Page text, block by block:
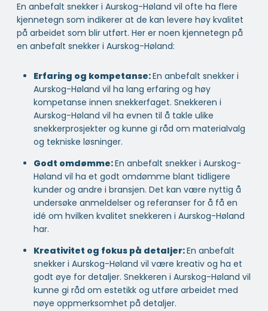
En anbefalt snekker i Aurskog-Høland vil ofte ha flere
kjennetegn som indikerer at de kan levere høy kvalitet
på arbeidet som blir utført. Her er noen kjennetegn på
en anbefalt snekker i Aurskog-Høland:
Erfaring og kompetanse:En anbefalt snekker i
Aurskog-Høland vil ha lang erfaring og høy
kompetanse innen snekkerfaget. Snekkeren i
Aurskog-Høland vil ha evnen til å takle ulike
snekkerprosjekter og kunne gi råd om materialvalg
og tekniske løsninger.
Godt omdømme:En anbefalt snekker i Aurskog-
Høland vil ha et godt omdømme blant tidligere
kunder og andre i bransjen. Det kan være nyttig å
undersøke anmeldelser og referanser for å få en
idé om hvilken kvalitet snekkeren i Aurskog-Høland
har.
Kreativitet og fokus på detaljer:En anbefalt
snekker i Aurskog-Høland vil være kreativ og ha et
godt øye for detaljer. Snekkeren i Aurskog-Høland vil
kunne gi råd om estetikk og utføre arbeidet med
nøye oppmerksomhet på detaljer.